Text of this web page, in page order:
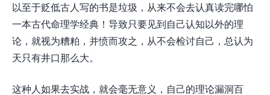
以至于贬低古人写的书是垃圾，从来不会去认真读完哪怕
一本古代命理学经典！导致只要见到自己认知以外的理
论，就视为糟粕，并愤而攻之，从不会检讨自己，总认为
天只有井口那么大。
这种人如果去实战，就会毫无意义，自己的理论漏洞百